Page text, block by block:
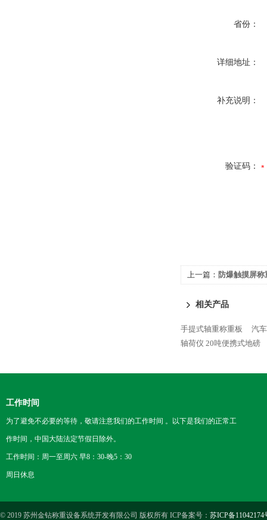
省份：
详细地址：
补充说明：
验证码：
上一篇： 防爆触摸屏称
相关产品
手提式轴重称重板
汽
轴荷仪 20吨便携式地磅
工作时间
为了避免不必要的等待，敬请注意我们的工作时间 。以下是我们的正常工
作时间，中国大陆法定节假日除外。
工作时间：周一至周六 早8：30-晚5：30
周日休息
© 2019 苏州金钻称重设备系统开发有限公司 版权所有 ICP备案号： 苏ICP备11042174